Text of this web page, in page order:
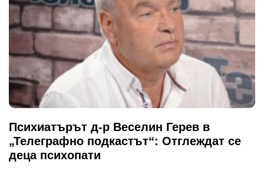
Психиатърът д-р Веселин Герев в
„Телеграфно подкастът“: Отглеждат се
деца психопати